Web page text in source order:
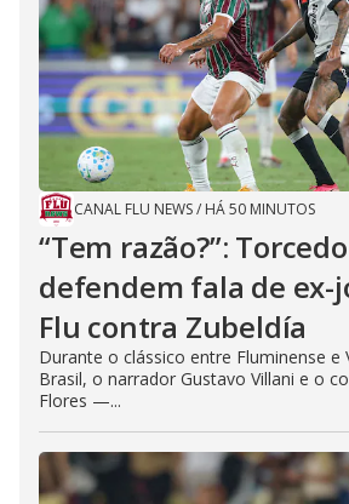
CANAL FLU NEWS/ HÁ 50 MINUTOS
“Tem razão?”:
defendem fala de ex-
Flu contra Zubeldía
Durante o clássico entre Fluminense e
Brasil, o narrador Gustavo Villani e o
Flores —...